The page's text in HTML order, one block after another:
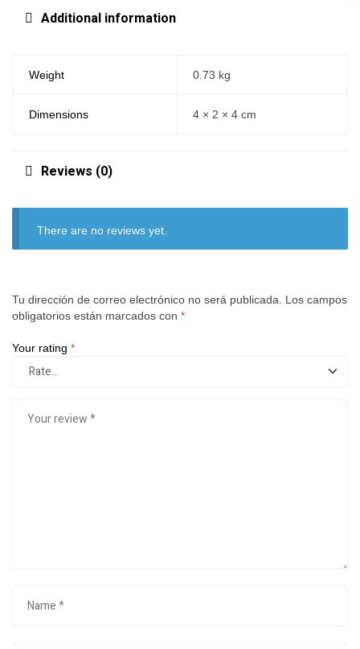
Additional information
Weight 0.73 kg
Dimensions 4 × 2 × 4 cm
Reviews (0)
There are no reviews yet.
Tu dirección de correo electrónico no será publicada.
Los campos
obligatorios están marcados con *
Your rating *